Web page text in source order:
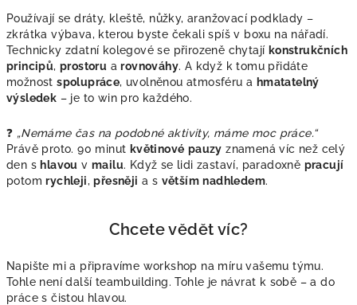
Používají se dráty, kleště, nůžky, aranžovací podklady –
zkrátka výbava, kterou byste čekali spíš v boxu na nářadí.
Technicky zdatní kolegové se přirozeně chytají konstrukčních
principů,prostoru arovnováhy. A když k tomu přidáte
možnostspolupráce, uvolněnou atmosféru a hmatatelný
výsledek – je to win pro každého.
❓ „Nemáme čas na podobné aktivity, máme moc práce.“
Právě proto. 90 minut květinové pauzy znamená víc než celý
den s hlavou vmailu. Když se lidi zastaví, paradoxně pracují
potomrychleji,přesněji a s větším nadhledem.
Chcete vědět víc?
Napište mi a připravíme workshop na míru vašemu týmu.
Tohle není další teambuilding. Tohle je návrat k sobě – a do
práce s čistou hlavou.